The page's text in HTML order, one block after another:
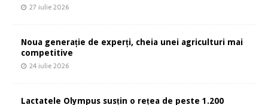
27 iulie 2026
Noua generație de experți, cheia unei agriculturi mai
competitive
24 iulie 2026
Lactatele Olympus susțin o rețea de peste 1.200